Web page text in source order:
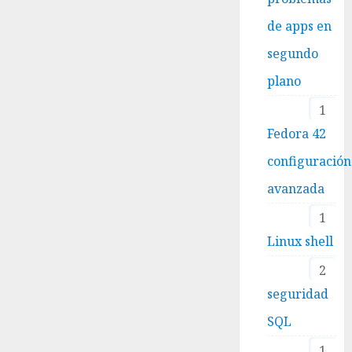
de apps en
segundo
plano
1
Fedora 42
configuración
avanzada
1
Linux shell
2
seguridad
SQL